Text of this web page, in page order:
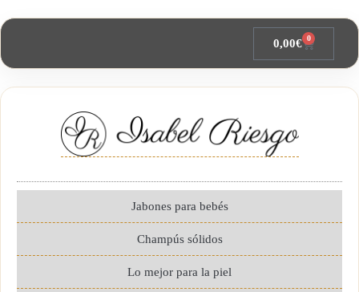
0,00€ 0
Jabones para bebés
Champús sólidos
Lo mejor para la piel